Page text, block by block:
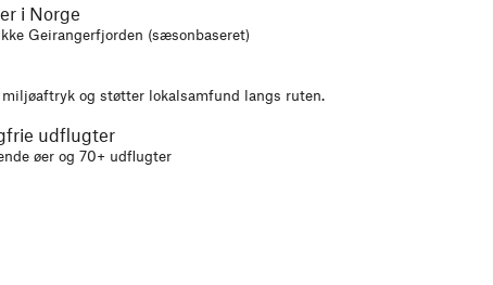
i Norge
Geirangerfjorden (sæsonbaseret)
og støtter lokalsamfund langs ruten.
udflugter
øer og 70+ udflugter